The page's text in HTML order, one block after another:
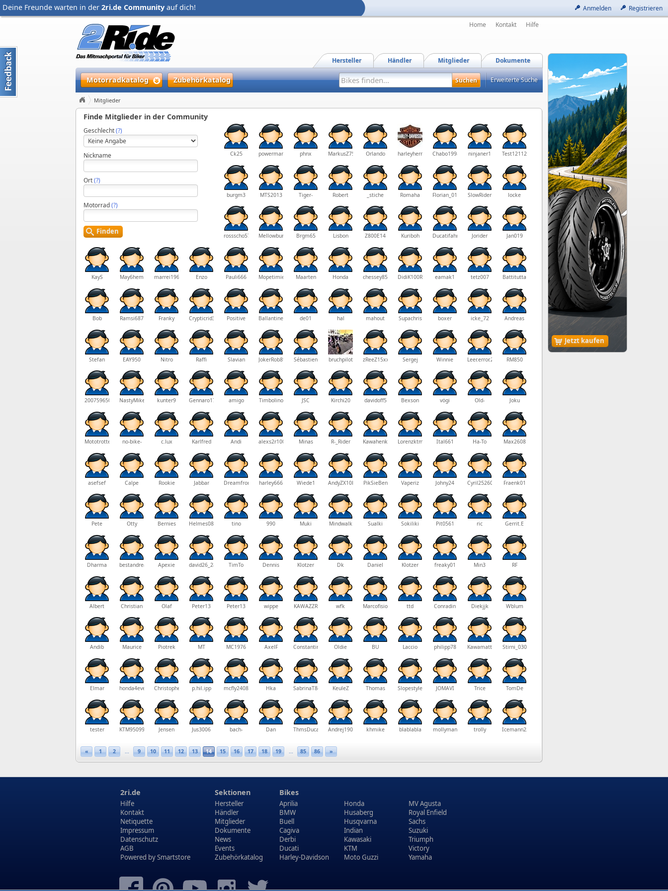
Anmelden Registrieren
Deine Freunde warten in der 2ri.de Community auf dich!
Jetzt kaufen
Home Kontakt Hilfe
Dokumente
Mitglieder
Händler
Hersteller
Motorradkatalog Zubehörkatalog Erweiterte Suche
Mitglieder
Finde Mitglieder in der Community
Geschlecht(?)
Nickname
Ort(?)
Motorrad(?)
Finden
Ck25 powermanager phnx MarkusZ750S Orlando harleyhermannChabo1998 ninjaner1 Test12112
burgm3 MTS2013
Tiger-
Robert _stiche Romaha Florian_016 SlowRider locke
rossscho57 Mellowburn Brgm65 Lisbon Z800E14 Kuriboh Ducatifahrer_68 Jorider Jan019
KayS May6hem marrei1964 Enzo Pauli666 Mopetimies Maarten Honda chessey85 DidiK100RSCafeRacer
eamak1 tetz007 Battitutta
Bob Ramsi687 Franky Crypticrid3r Positive Ballantine de01 hal mahout Supachris boxer icke_72 Andreas
Stefan EAY950 Nitro Raffi Slavian JokerRob89 Sébastien bruchpilot zReeZ15xx Sergej Winnie Leer.error.204 RM850
200759650@gmx.deNastyMike67 kunter9 Gennaro1703 amigo Timbolino JSC Kirchi20 davidoff5 Bexson vögi
Old-
Joku
Mototrotter
no-bike-
c.lux Karlfred Andi alexs2r1000 Minas R-_Rider Kawahenk Lorenzktm Ital661 Ha-To Max2608
asefsef Calpe Rookie Jabbar Dreamfrom90sharley666 Wiede1 AndyZX10R PikSieBen Vaperiz Johny24 Cyril25260 Fraenk01
Pete Otty Bernies Helmes0815 tino 990 Muki Mindwalk Sualki Sokiliki Pit0561 ric Gerrit.E
Dharma bestandreas Apexie david26_28 TimTo Dennis Klotzer Dk Daniel Klotzer freaky01 Min3 RF
Albert Christian Olaf Peter13 Peter13 wippe KAWAZZR wfk Marcofisio83 ttd Conradin Diekjjk Wblum
Andib Maurice Piotrek MT MC1976 AxelF Constantine Oldie BU Laccio philipp78 Kawamatthi Stirni_030
Elmar honda4ever1982Christopher1001+p.hil.ipp mcfly2408 Hka SabrinaT84 KeuleZ Thomas Slopestyle111 JOMAVI Trice TomDe
tester KTM950990SM Jensen Jus3006
bach-
Dan ThmsDucati Andrej1908 khmike blablabla mollyman trolly Icemann222
« 1 2 9 10 11 12 13 14 15 16 17 18 19 85 86 »
2ri.de
Hilfe
Kontakt
Netiquette
Impressum
Datenschutz
AGB
Powered bySmartstore
Sektionen
Hersteller
Händler
Mitglieder
Dokumente
News
Events
Zubehörkatalog
Bikes
Aprilia
BMW
Buell
Cagiva
Derbi
Ducati
Harley-Davidson
Honda
Husaberg
Husqvarna
Indian
Kawasaki
KTM
Moto Guzzi
MV Agusta
Royal Enfield
Sachs
Suzuki
Triumph
Victory
Yamaha